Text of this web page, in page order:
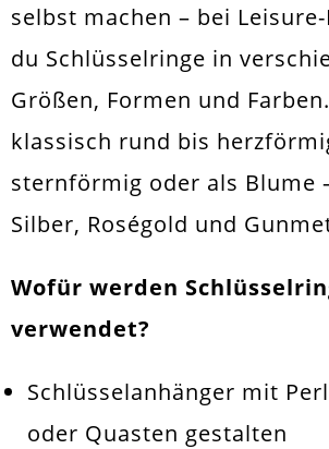
selbst machen – bei
du Schlüsselringe in
Größen, Formen und
klassisch rund bis
sternförmig oder als Blume
Silber, Roségold und
Wofür werden
verwendet?
Schlüsselanhänger mit
oder Quasten gestalten